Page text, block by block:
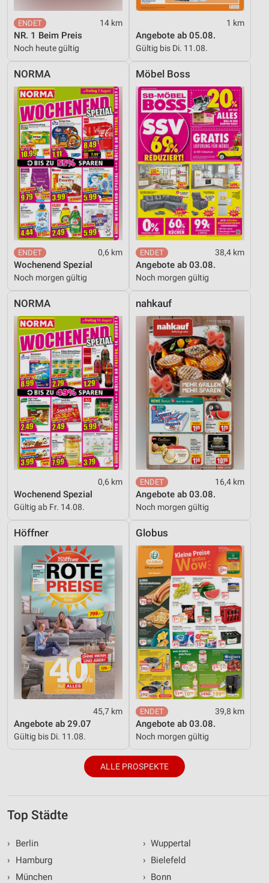
14 km
NR. 1 Beim Preis
Noch heute gültig
1 km
Angebote ab 05.08.
Gültig bis Di. 11.08.
NORMA
0,6 km
Wochenend Spezial
Noch morgen gültig
Möbel Boss
38,4 km
Angebote ab 03.08.
Noch morgen gültig
NORMA
0,6 km
Wochenend Spezial
Gültig ab Fr. 14.08.
nahkauf
16,4 km
Angebote ab 03.08.
Noch morgen gültig
Höffner
45,7 km
Angebote ab 29.07
Gültig bis Di. 11.08.
Globus
39,8 km
Angebote ab 03.08.
Noch morgen gültig
ALLE PROSPEKTE
Top Städte
›
Berlin
›
Hamburg
›
München
› Wuppertal
› Bielefeld
› Bonn